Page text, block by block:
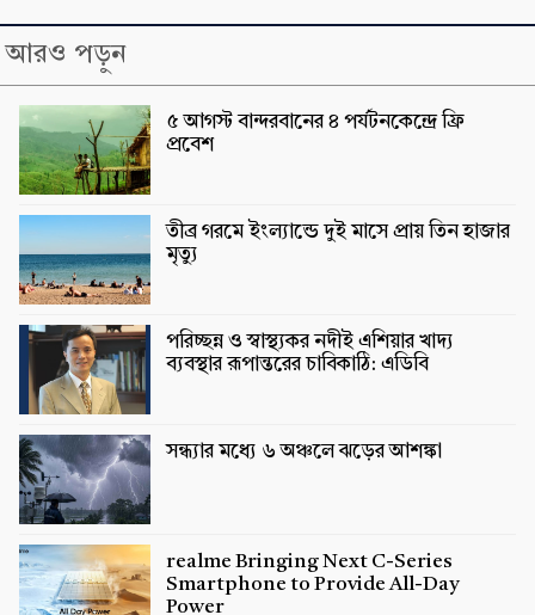
আরও পড়ুন
৫ আগস্ট বান্দরবানের ৪ পর্যটনকেন্দ্রে ফ্রি
প্রবেশ
তীব্র গরমে ইংল্যান্ডে দুই মাসে প্রায় তিন হাজার
মৃত্যু
পরিচ্ছন্ন ও স্বাস্থ্যকর নদীই এশিয়ার খাদ্য
ব্যবস্থার রূপান্তরের চাবিকাঠি: এডিবি
সন্ধ্যার মধ্যে ৬ অঞ্চলে ঝড়ের আশঙ্কা
realme Bringing Next C-Series
Smartphone to Provide All-Day
Power